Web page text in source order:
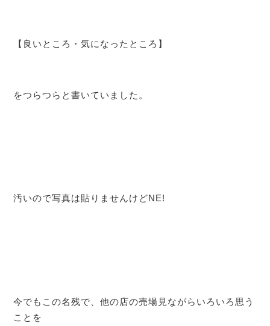
【良いところ・気になったところ】
をつらつらと書いていました。
汚いので写真は貼りませんけどNE!
今でもこの名残で、他の店の売場見ながらいろいろ思う
ことを